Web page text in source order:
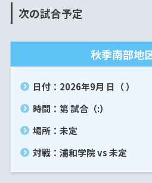
次の試合予定
秋季南部地
日付：2026年9月 日（ ）
時間：第 試合（:）
場所：未定
対戦：浦和学院 vs 未定